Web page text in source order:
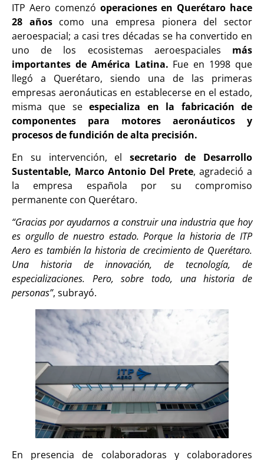
ITP Aero comenzó operaciones en Querétaro hace
28 añoscomo una empresa pionera del sector
aeroespacial; a casi tres décadas se ha convertido en
uno de los ecosistemas aeroespaciales más
importantes de América Latina. Fue en 1998 que
llegó a Querétaro, siendo una de las primeras
empresas aeronáuticas en establecerse en el estado,
misma que seespecializa en la fabricación de
componentes para motores aeronáuticos y
procesos de fundición de alta precisión.
En su intervención, elsecretario de Desarrollo
Sustentable, Marco Antonio Del Prete, agradeció a
la empresa española por su compromiso
permanente con Querétaro.
“Gracias por ayudarnos a construir una industria que hoy
es orgullo de nuestro estado. Porque la historia de ITP
Aero es también la historia de crecimiento de Querétaro.
Una historia de innovación, de tecnología, de
especializaciones. Pero, sobre todo, una historia de
personas”, subrayó.
En presencia de colaboradoras y colaboradores